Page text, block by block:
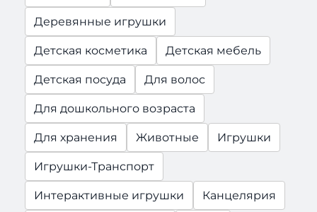
Деревянные игрушки
Детская косметика Детская мебель
Детская посуда Для волос
Для дошкольного возраста
Для хранения Животные Игрушки
Игрушки-Транспорт
Интерактивные игрушки Канцелярия